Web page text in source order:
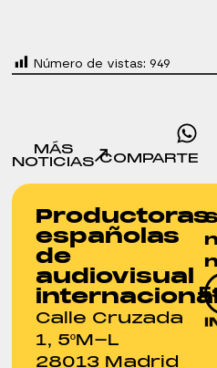
Número de vistas: 949
MÁS
NOTICIAS COMPARTE
Productoras
españolas
de
audiovisual
Calle Cruzada
1, 5ºM-L
28013 Madrid